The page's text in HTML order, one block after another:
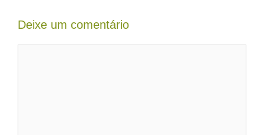
Deixe um comentário